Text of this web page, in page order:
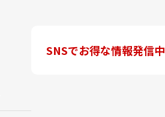
SNSでお得な情報発信中